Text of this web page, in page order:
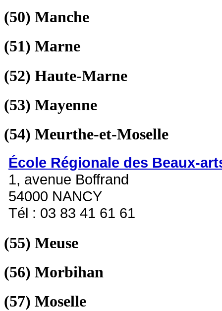
(50) Manche
(51) Marne
(52) Haute-Marne
(53) Mayenne
(54) Meurthe-et-Moselle
École Régionale des Beaux-
1, avenue Boffrand
54000 NANCY
Tél : 03 83 41 61 61
(55) Meuse
(56) Morbihan
(57) Moselle